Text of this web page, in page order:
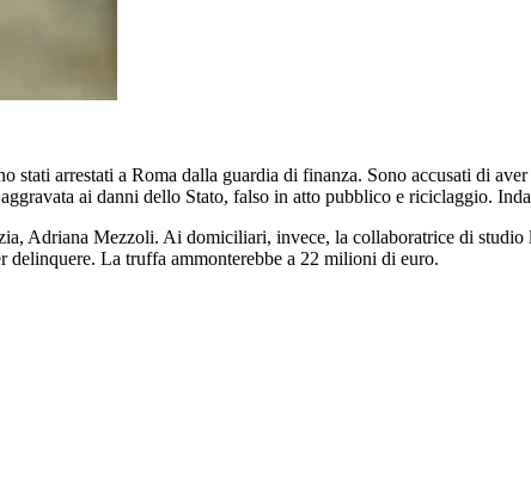
arrestati a Roma dalla guardia di finanza. Sono accusati di
ai danni dello Stato, falso in atto pubblico e riciclaggio.
Adriana Mezzoli. Ai domiciliari, invece, la collaboratrice di studio
La truffa ammonterebbe a 22 milioni di euro.